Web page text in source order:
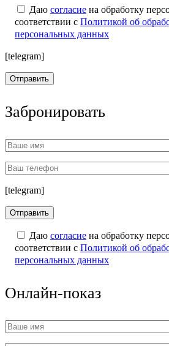
Даю согласие на обработку
соответствии с Политикой об
персональных данных
[telegram]
Забронировать
[telegram]
Даю согласие на обработку
соответствии с Политикой об
персональных данных
Онлайн-показ